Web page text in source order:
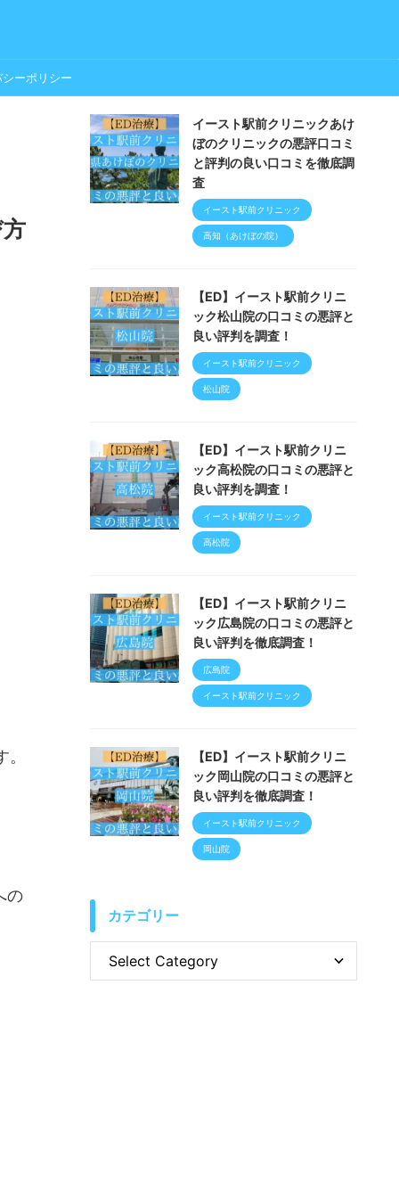
ーポリシー
の
イースト駅前クリニックあけ
ぼのクリニックの悪評口コミ
と評判の良い口コミを徹底調
査
イースト駅前クリニック
高知（あけぼの院）
【ED】イースト駅前クリニ
ック松山院の口コミの悪評と
良い評判を調査！
イースト駅前クリニック
松山院
【ED】イースト駅前クリニ
ック高松院の口コミの悪評と
良い評判を調査！
イースト駅前クリニック
高松院
【ED】イースト駅前クリニ
ック広島院の口コミの悪評と
良い評判を徹底調査！
広島院
イースト駅前クリニック
【ED】イースト駅前クリニ
ック岡山院の口コミの悪評と
良い評判を徹底調査！
イースト駅前クリニック
岡山院
カテゴリー